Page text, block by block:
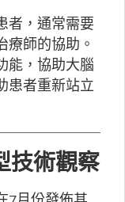
者，通常需要
療師的協助。
能，協助大腦
患者重新站立
技術觀察